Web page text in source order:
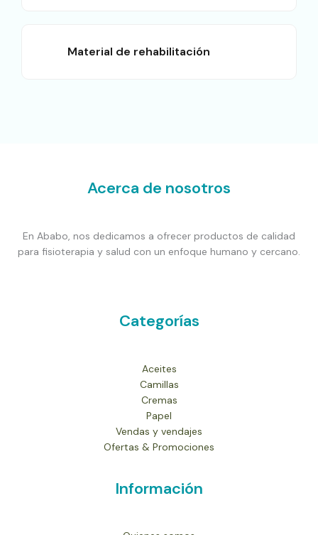
Material de rehabilitación
Acerca de nosotros
En Ababo, nos dedicamos a ofrecer productos de calidad
para fisioterapia y salud con un enfoque humano y cercano.
Categorías
Aceites
Camillas
Cremas
Papel
Vendas y vendajes
Ofertas & Promociones
Información